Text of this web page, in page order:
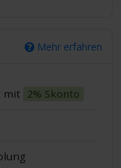
Mehr erfahren
mit 2% Skonto